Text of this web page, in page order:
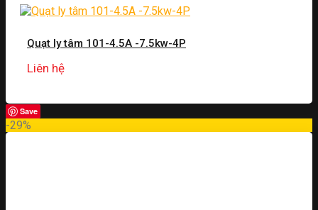
Quạt ly tâm 101-4.5A -7.5kw-4P
Liên hệ
Save
-29%